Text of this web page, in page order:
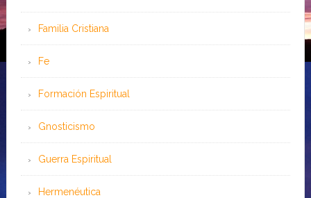
Familia Cristiana
Fe
Formación Espiritual
Gnosticismo
Guerra Espiritual
Hermenéutica